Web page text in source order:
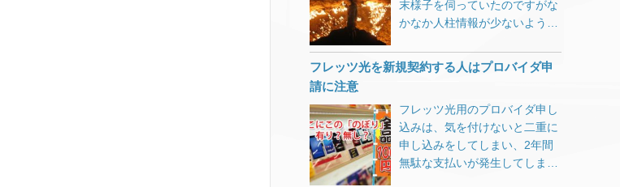
タマイズだけ施したものです
に、Windowsやブラウザのフォ
ントサイズを巨大化させている
ら近眼なのか年のせいか、小さ
い文字が非常に疲れるんです。
高解像度ディスプレイは人間の
目の限界超え 時々訪問先で「文
で何も考えずに最後の方
（</body>直前）に書いたので
告が表示されたりされなかった
部分が書かれている場合には、
非同期での読み込みが間に合っ
て表示されるようで、インライ
ンで書かれている場合だけが不
末様子を伺っていたのですがな
かなか人柱情報が少ないような
してみようと思います。 仮想環
境で問題がなくてもメインPC
ですよね。
KB4100403（17134.81）の概
要 Internet Explorerの問題によ
り、Webページへの複数回の訪
フレッツ光を新規契約する人はプロバイダ申
請に注意
フレッツ光用のプロバイダ申し
込みは、気を付けないと二重に
申し込みをしてしまい、2年間
無駄な支払いが発生してしま